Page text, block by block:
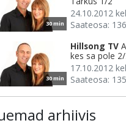
30 min
24.10.2012
Saateosa: 136
30 min
Hillsong TV
kes sa pole
17.10.2012
Saateosa: 135
arhiivis